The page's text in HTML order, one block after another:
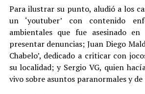
Para ilustrar su punto, aludió a los
un ‘youtuber’ con contenido
ambientales que fue asesinado
presentar denuncias; Juan Diego
Chabelo’, dedicado a criticar con
su localidad; y Sergio VG, quien
vivo sobre asuntos paranormales y